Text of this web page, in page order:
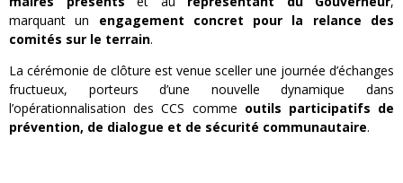
marquant un engagement concret pour la relance des
comités sur le terrain.
La cérémonie de clôture est venue sceller une journée d’échanges
fructueux, porteurs d’une nouvelle dynamique dans
l’opérationnalisation des CCS comme outils participatifs de
prévention, de dialogue et de sécurité communautaire.